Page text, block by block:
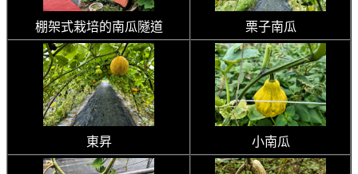
棚架式栽培的南瓜隧道 栗子南瓜
東昇 小南瓜